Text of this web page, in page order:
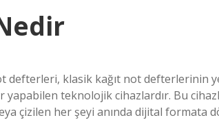
defterleri, klasik kağıt not
yapabilen teknolojik cihazlardır. Bu
çizilen her şeyi anında dijital